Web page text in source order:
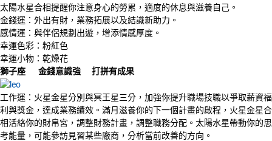
太陽水星合相提醒你注意身心的勞累，適度的休息與滋養自己。
金錢運：外出有財，業務拓展以及結識新助力。
感情運：與伴侶規劃出遊，增添情感厚度。
幸運色彩：粉紅色
幸運小物：乾燥花
獅子座 金錢意識強 打拼有成果
工作運：火星金星分別與冥王星三分，加強你提升職場技職以爭取薪資福
利與獎金，達成業務績效。滿月滋養你的下一個計畫的啟程，火星金星合
相活絡你的財帛宮，調整財務計畫，調整職務分配。太陽水星帶動你的思
考能量，可能參訪見習某些廠商，分析當前改善的方向。